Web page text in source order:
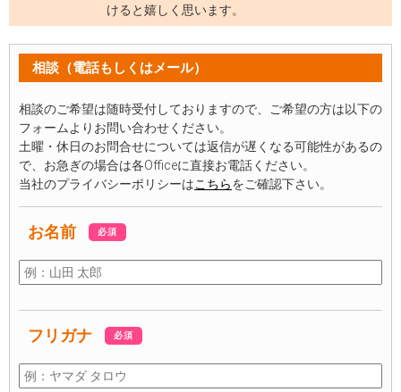
けると嬉しく思います。
相談（電話もしくはメール）
相談のご希望は随時受付しておりますので、ご希望の方は以下の
フォームよりお問い合わせください。
土曜・休日のお問合せについては返信が遅くなる可能性があるの
で、お急ぎの場合は各Officeに直接お電話ください。
当社のプライバシーポリシーはこちらをご確認下さい。
お名前 必須
フリガナ 必須